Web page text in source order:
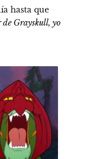
hasta que
de Grayskull, yo